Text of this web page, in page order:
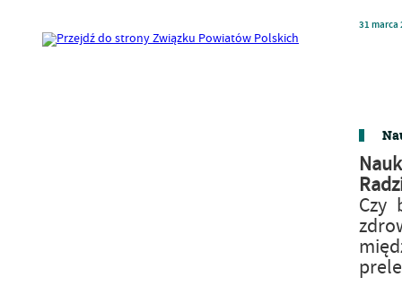
31 marca
Czy